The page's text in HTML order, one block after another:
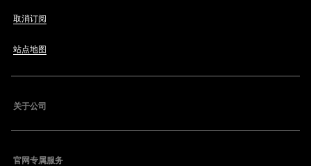
取消订阅
站点地图
关于公司
官网专属服务